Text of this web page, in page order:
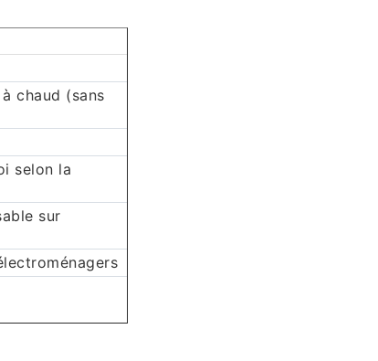
chaud (sans
selon la
sur